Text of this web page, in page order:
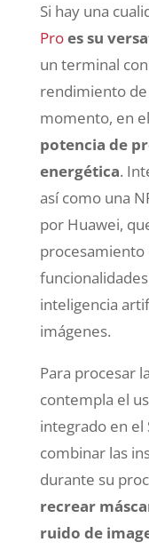
Si hay una
Proes su
un terminal
rendimiento de
momento, en
potencia de
energética.
así como una
por Huawei,
procesamiento
inteligencia
imágenes.
Para procesar
contempla el
integrado en el
combinar las
durante su
recrear
ruido de